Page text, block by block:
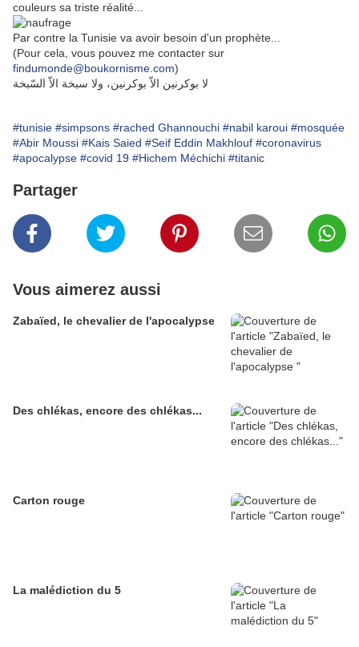
couleurs sa triste réalité...
Par contre la Tunisie va avoir besoin d'un prophète...
(Pour cela, vous pouvez me contacter sur
findumonde@boukornisme.com)
لا بوكرنين الاّ بوكرنين، ولا سبخة الاّ السّبخة
#tunisie #simpsons #rached Ghannouchi #nabil karoui #mosquée
#Abir Moussi #Kais Saied #Seif Eddin Makhlouf #coronavirus
#apocalypse #covid 19 #Hichem Méchichi #titanic
Partager
Vous aimerez aussi
Zabaïed, le chevalier de l'apocalypse
Des chlékas, encore des chlékas...
Carton rouge
La malédiction du 5